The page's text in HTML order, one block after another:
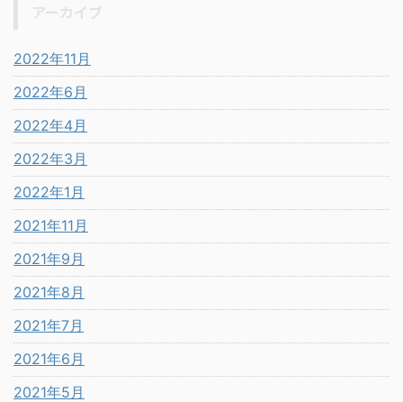
2022年11月
2022年6月
2022年4月
2022年3月
2022年1月
2021年11月
2021年9月
2021年8月
2021年7月
2021年6月
2021年5月